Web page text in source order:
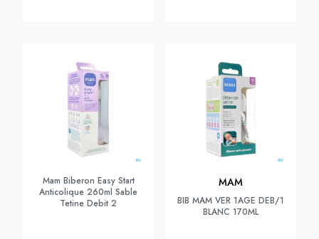
Mam Biberon Easy Start
Anticolique 260ml Sable
Tetine Debit 2
MAM
BIB MAM VER 1AGE DEB/1
BLANC 170ML